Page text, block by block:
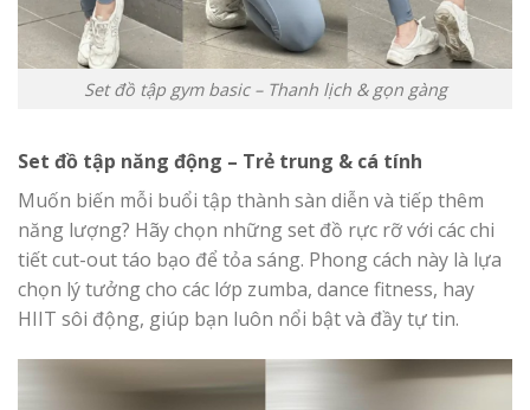
Set đồ tập gym basic – Thanh lịch & gọn gàng
Set đồ tập năng động – Trẻ trung & cá tính
Muốn biến mỗi buổi tập thành sàn diễn và tiếp thêm
năng lượng? Hãy chọn những set đồ rực rỡ với các chi
tiết cut-out táo bạo để tỏa sáng. Phong cách này là lựa
chọn lý tưởng cho các lớp zumba, dance fitness, hay
HIIT sôi động, giúp bạn luôn nổi bật và đầy tự tin.